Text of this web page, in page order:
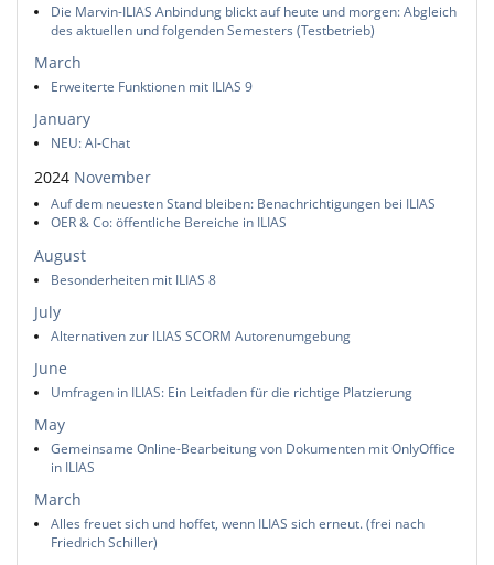
Die Marvin-ILIAS Anbindung blickt auf heute und morgen: Abgleich
des aktuellen und folgenden Semesters (Testbetrieb)
March
Erweiterte Funktionen mit ILIAS 9
January
NEU: AI-Chat
2024 November
Auf dem neuesten Stand bleiben: Benachrichtigungen bei ILIAS
OER & Co: öffentliche Bereiche in ILIAS
August
Besonderheiten mit ILIAS 8
July
Alternativen zur ILIAS SCORM Autorenumgebung
June
Umfragen in ILIAS: Ein Leitfaden für die richtige Platzierung
May
Gemeinsame Online-Bearbeitung von Dokumenten mit OnlyOffice
in ILIAS
March
Alles freuet sich und hoffet, wenn ILIAS sich erneut. (frei nach
Friedrich Schiller)